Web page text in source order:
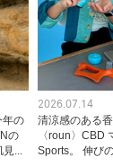
年の
の
見...
2026.07.14
清涼感のある
〈roun〉CBD
Sports。 伸び